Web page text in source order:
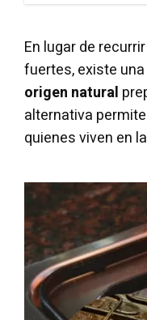
En lugar de
fuertes, existe
origen natural
alternativa
quienes viven en